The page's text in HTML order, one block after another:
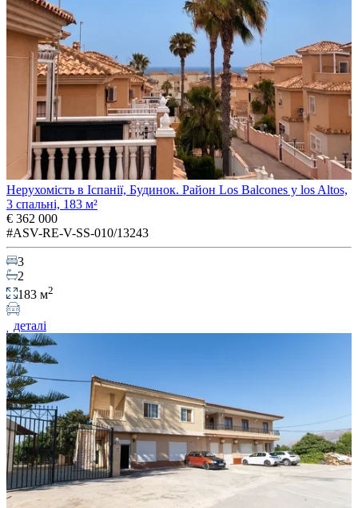
Нерухомість в Іспанії, Будинок. Район Los Balcones y los Altos,
3 спальні, 183 м²
€ 362 000
#ASV-RE-V-SS-010/13243
3
2
183 м2
деталі